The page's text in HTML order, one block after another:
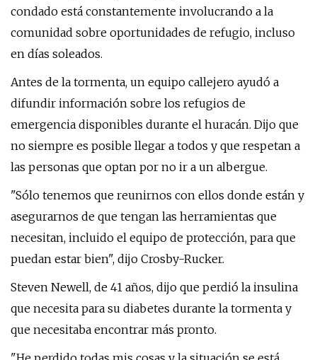
condado está constantemente involucrando a la
comunidad sobre oportunidades de refugio, incluso
en días soleados.
Antes de la tormenta, un equipo callejero ayudó a
difundir información sobre los refugios de
emergencia disponibles durante el huracán. Dijo que
no siempre es posible llegar a todos y que respetan a
las personas que optan por no ir a un albergue.
"Sólo tenemos que reunirnos con ellos donde están y
asegurarnos de que tengan las herramientas que
necesitan, incluido el equipo de protección, para que
puedan estar bien", dijo Crosby-Rucker.
Steven Newell, de 41 años, dijo que perdió la insulina
que necesita para su diabetes durante la tormenta y
que necesitaba encontrar más pronto.